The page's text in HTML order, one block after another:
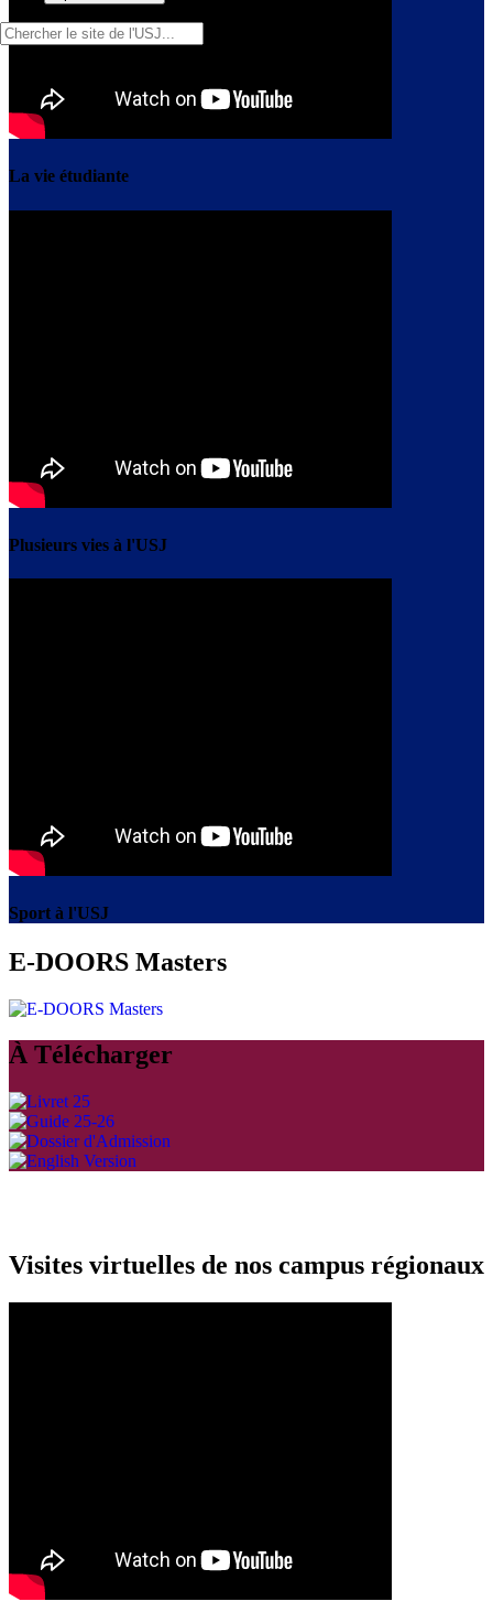
La vie étudiante
Plusieurs vies à l'USJ
Sport à l'USJ
E-DOORS Masters
À Télécharger
Visites virtuelles de nos campus régionaux